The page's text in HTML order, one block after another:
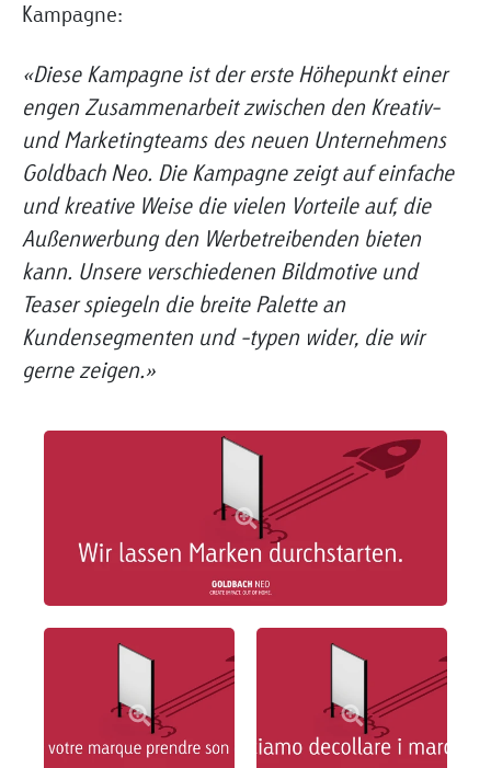
Kampagne:
«Diese Kampagne ist der erste Höhepunkt einer
engen Zusammenarbeit zwischen den Kreativ-
und Marketingteams des neuen Unternehmens
Goldbach Neo. Die Kampagne zeigt auf einfache
und kreative Weise die vielen Vorteile auf, die
Außenwerbung den Werbetreibenden bieten
kann. Unsere verschiedenen Bildmotive und
Teaser spiegeln die breite Palette an
Kundensegmenten und -typen wider, die wir
gerne zeigen.»